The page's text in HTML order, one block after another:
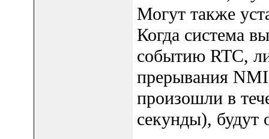
Могут также
Когда система
событию RTC,
прерывания
произошли в
секунды), будут